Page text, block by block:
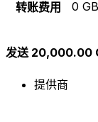
转账费用 0
发送 20,000.00
提供商